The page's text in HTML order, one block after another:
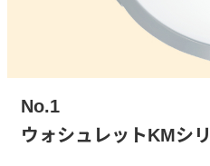
No.1
ウォシュレットKMシ